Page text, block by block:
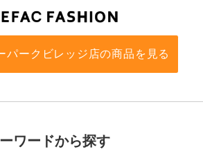
パークビレッジ店の商品を見る
ワードから探す